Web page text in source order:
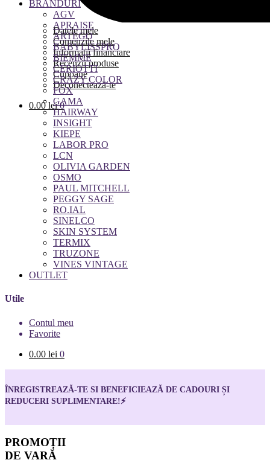
Datele mele
Comenzile mele
Informații financiare
Recenzii produse
Cupoane
Deconectează-te
0.00lei 0
BRANDURI
AGV
APRAISE
ARTEGO
BABYLISSPRO
BIEMME
CERIOTTI
CRAZY COLOR
FOX
GAMA
HAIRWAY
INSIGHT
KIEPE
LABOR PRO
LCN
OLIVIA GARDEN
OSMO
PAUL MITCHELL
PEGGY SAGE
RO.IAL
SINELCO
SKIN SYSTEM
TERMIX
TRUZONE
VINES VINTAGE
OUTLET
Utile
Contul meu
Favorite
0.00 lei 0
ÎNREGISTREAZĂ-TE SI BENEFICIEAZĂ DE CADOURI ȘI
REDUCERI SUPLIMENTARE!⚡
PROMOȚII
DE VARĂ